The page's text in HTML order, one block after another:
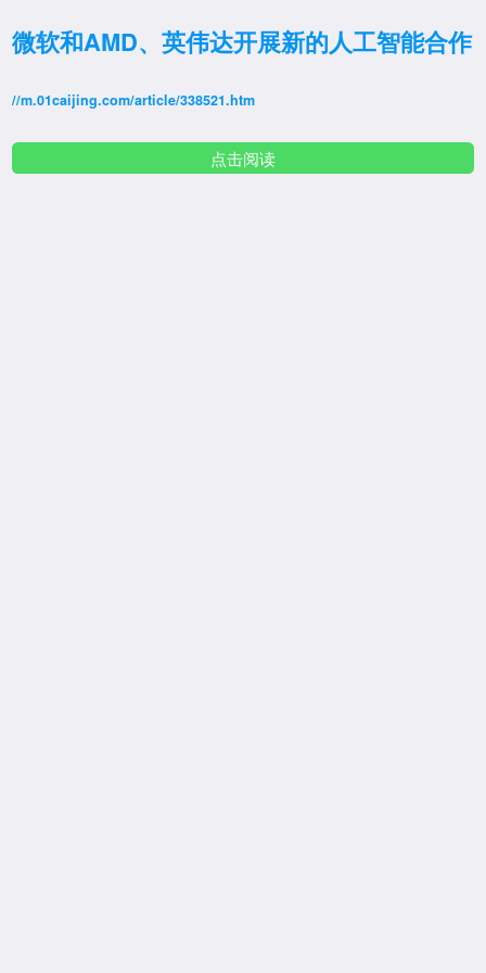
微软和AMD、英伟达开展新的人工智能合作
//m.01caijing.com/article/338521.htm
点击阅读